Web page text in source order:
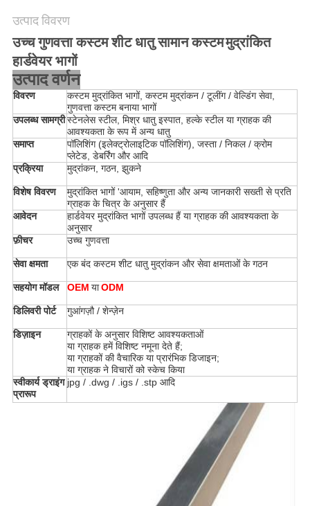
उत्पाद विवरण
उच्च गुणवत्ता कस्टम शीट धातु सामान कस्टममुद्रांकित
हार्डवेयर भागों
उत्पाद वर्णन
विवरण
कस्टम मुद्रांकित भागों, कस्टम मुद्रांकन / टूलींग / वेल्डिंग सेवा,
गुणवत्ता कस्टम बनाया भागों
उपलब्ध सामग्रीस्टेनलेस स्टील, मिश्र धातु इस्पात, हल्के स्टील या ग्राहक की
आवश्यकता के रूप में अन्य धातु
समाप्त
पॉलिशिंग (इलेक्ट्रोलाइटिक पॉलिशिंग), जस्ता / निकल / क्रोम
प्लेटेड, डेबर्रिंग और आदि
प्रक्रिया
मुद्रांकन, गठन, झुकने
विशेष विवरण
मुद्रांकित भागों 'आयाम, सहिष्णुता और अन्य जानकारी सख्ती से प्रति
ग्राहक के चित्र के अनुसार हैं
आवेदन
हार्डवेयर मुद्रांकित भागों उपलब्ध हैं या ग्राहक की आवश्यकता के
अनुसार
फ़ीचर
उच्च गुणवत्ता
सेवा क्षमता एक बंद कस्टम शीट धातु मुद्रांकन और सेवा क्षमताओं के गठन
सहयोग मॉडल OEM याODM
डिलिवरी पोर्ट गुआंगज़ौ / शेन्ज़ेन
डिज़ाइन
ग्राहकों के अनुसार विशिष्ट आवश्यकताओं
या ग्राहक हमें विशिष्ट नमूना देते हैं;
या ग्राहकों की वैचारिक या प्रारंभिक डिजाइन;
या ग्राहक ने विचारों को स्केच किया
स्वीकार्य ड्राइंग
प्रारूप
jpg / .dwg / .igs / .stp आदि